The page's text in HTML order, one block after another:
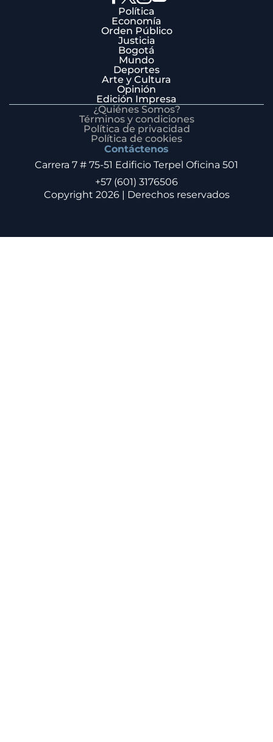
Política
Economía
Orden Público
Justicia
Bogotá
Mundo
Deportes
Arte y Cultura
Opinión
Edición Impresa
¿Quiénes Somos?
Términos y condiciones
Política de privacidad
Política de cookies
Contáctenos
Carrera 7 # 75-51 Edificio Terpel Oficina 501
+57 (601) 3176506
Copyright 2026 | Derechos reservados